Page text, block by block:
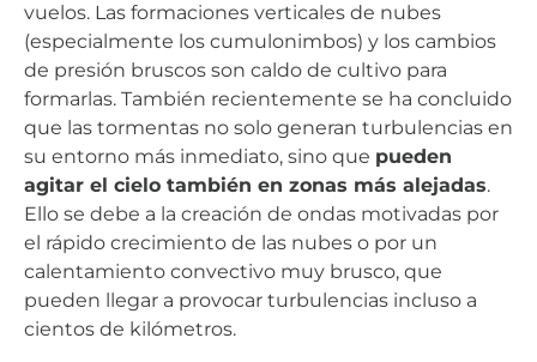
vuelos. Las formaciones verticales de nubes
(especialmente los cumulonimbos) y los cambios
de presión bruscos son caldo de cultivo para
formarlas. También recientemente se ha concluido
que las tormentas no solo generan turbulencias en
su entorno más inmediato, sino que pueden
agitar el cielo también en zonas más alejadas.
Ello se debe a la creación de ondas motivadas por
el rápido crecimiento de las nubes o por un
calentamiento convectivo muy brusco, que
pueden llegar a provocar turbulencias incluso a
cientos de kilómetros.